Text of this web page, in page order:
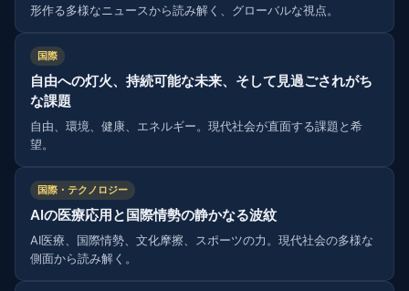
形作る多様なニュースから読み解く、グローバルな視点。
国際
自由への灯火、持続可能な未来、そして見過ごされがち
な課題
自由、環境、健康、エネルギー。現代社会が直面する課題と希
望。
国際・テクノロジー
AIの医療応用と国際情勢の静かなる波紋
AI医療、国際情勢、文化摩擦、スポーツの力。現代社会の多様な
側面から読み解く。